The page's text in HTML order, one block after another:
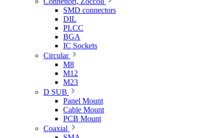
SMD connectors
DIL
PLCC
BGA
IC Sockets
Circular
M8
M12
M23
D SUB
Panel Mount
Cable Mount
PCB Mount
Coaxial